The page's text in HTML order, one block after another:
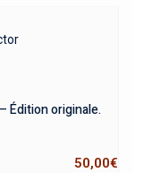
Édition originale.
50,00€